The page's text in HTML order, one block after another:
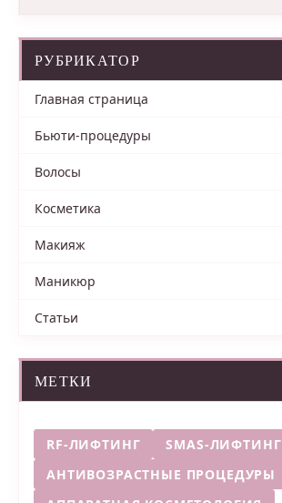
РУБРИКАТОР
Главная страница
Бьюти-процедуры
Волосы
Косметика
Макияж
Маникюр
Статьи
МЕТКИ
RF-ЛИФТИНГ
SMAS-ЛИФТИНГ
АНТИВОЗРАСТНЫЕ ПРОЦЕДУРЫ